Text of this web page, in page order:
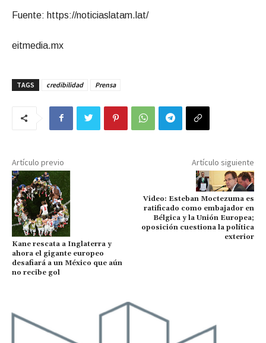
Fuente: https://noticiaslatam.lat/
eitmedia.mx
TAGS credibilidad Prensa
Artículo previo
Kane rescata a Inglaterra y
ahora el gigante europeo
desafiará a un México que aún
no recibe gol
Artículo siguiente
Video: Esteban Moctezuma es
ratificado como embajador en
Bélgica y la Unión Europea;
oposición cuestiona la política
exterior